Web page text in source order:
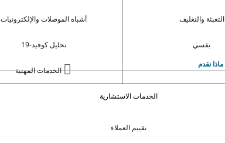
أشباه الموصلات والإلكترونيات
تحليل كوفيد-19
الخدمات المهنية
التعبئة والتغليف
بفسي
ماذا نقدم
الخدمات الاستشارية
تقييم العملاء